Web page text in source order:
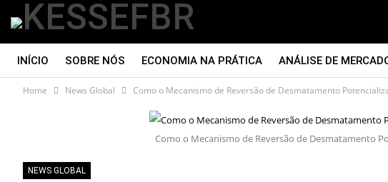
INÍCIO SOBRE NÓS ECONOMIA NA PRÁTICA ANÁLISE DE
CONTATO
Home News Global Como o Mecanismo de Reversão de Desmatamento
Como o Mecanismo de Reversão de Desmatamento
NEWS GLOBAL